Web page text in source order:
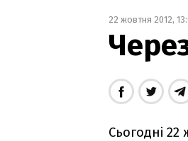
22 жовтня 2012,
Сьогодні 22